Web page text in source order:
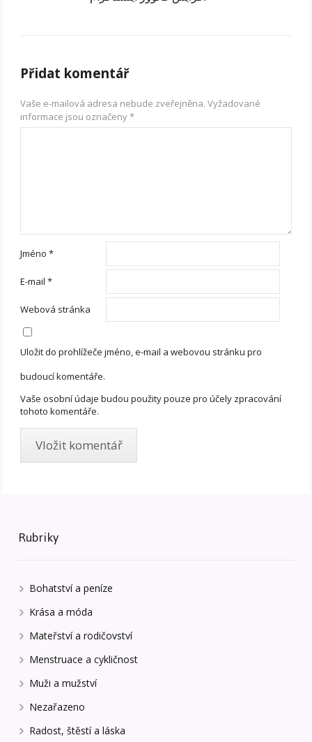
Přidat komentář
Vaše e-mailová adresa nebude zveřejněna. Vyžadované
informace jsou označeny*
Jméno*
E-mail*
Webová stránka
Uložit do prohlížeče jméno, e-mail a webovou stránku pro
budoucí komentáře.
Vaše osobní údaje budou použity pouze pro účely zpracování
tohoto komentáře.
Rubriky
Bohatství a peníze
Krása a móda
Mateřství a rodičovství
Menstruace a cykličnost
Muži a mužství
Nezařazeno
Radost, štěstí a láska